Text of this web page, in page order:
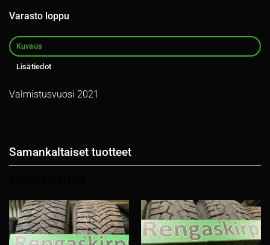
Varasto loppu
Kuvaus
Lisätiedot
Valmistusvuosi 2021
Samankaltaiset tuotteet